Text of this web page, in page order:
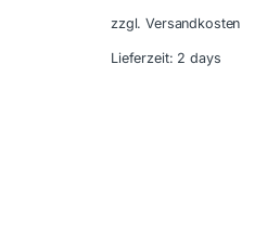
zzgl. Versandkosten
Lieferzeit: 2 days